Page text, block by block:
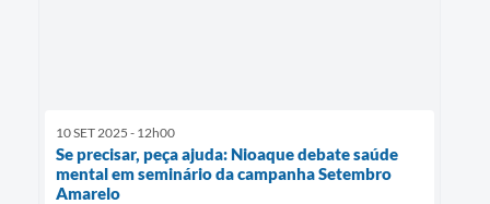
10 SET 2025 - 12h00
Se precisar, peça ajuda: Nioaque debate saúde
mental em seminário da campanha Setembro
Amarelo